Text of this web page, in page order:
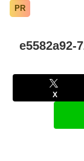
PR
e5582a92-
X